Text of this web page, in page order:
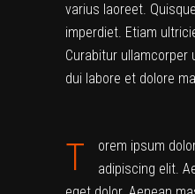
varius laoreet.
imperdiet. Etiam
Curabitur ullamcorper
dui labore et dolore
T
orem ipsum
adipiscing elit.